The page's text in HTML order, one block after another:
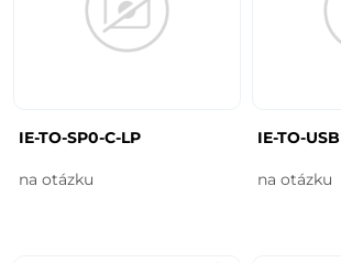
IE-TO-SP0-C-LP
na otázku
IE-TO-USB
na otázku